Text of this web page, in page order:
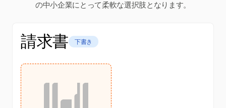
の中小企業にとって柔軟な選択肢となります。
請求書 下書き